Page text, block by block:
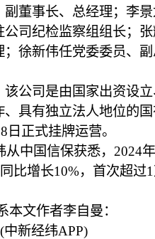
董事长、总经理；李
司纪检监察组组长；
徐新伟任党委委员、
公司是由国家出资设立
、具有独立法人地位的
正式挂牌运营。
中国信保获悉，2024
比增长10%，首次超过
文作者李自曼：
中新经纬APP)